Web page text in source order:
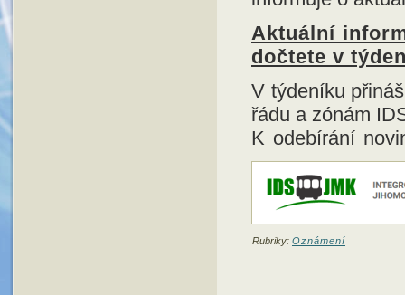
Aktuální
dočtete v
V týdeníku
řádu a zónám
K odebírání
Rubriky: Oznámení